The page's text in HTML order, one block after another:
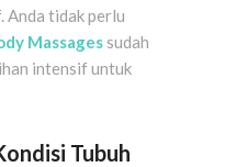
Anda tidak perlu
Massagessudah
intensif untuk
Tubuh